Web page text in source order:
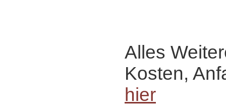
Alles
Kosten,
hier